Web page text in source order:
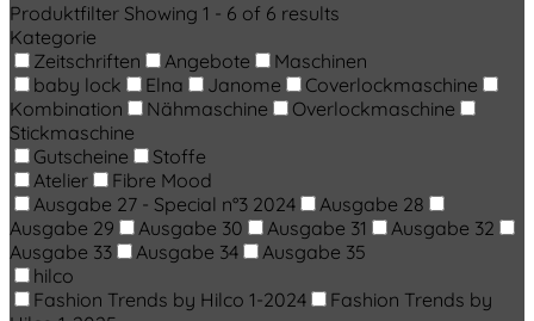
Produktfilter Showing 1 - 6 of 6 results
Kategorie
Zeitschriften
Angebote
Maschinen
baby lock
Elna Janome
Coverlockmaschine
Kombination
Nähmaschine
Overlockmaschine
Stickmaschine
Gutscheine
Stoffe
Atelier
Fibre Mood
Ausgabe 27 - Special n°3 2024
Ausgabe 28
Ausgabe 29
Ausgabe 30 Ausgabe 31
Ausgabe 32
Ausgabe 33
Ausgabe 34
Ausgabe 35
hilco
Fashion Trends by Hilco 1-2024
Fashion Trends by